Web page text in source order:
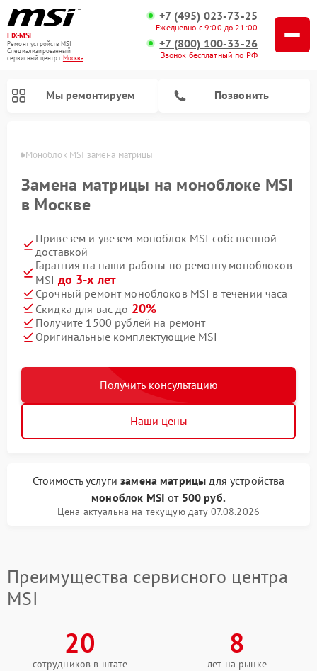
FIX-MSI
Ремонт устройств MSI
Специализированный
cервисный центр г.Москва
+7 (495) 023-73-25
Ежедневно с 9:00 до 21:00
+7 (800) 100-33-26
Звонок бесплатный по РФ
Мы ремонтируем Позвонить
Моноблок MSI замена матрицы
Замена матрицы на моноблоке MSI
в Москве
Привезем и увезем моноблок MSI собственной
доставкой
Гарантия на наши работы по ремонту моноблоков
MSI до 3-х лет
Срочный ремонт моноблоков MSI в течении часа
Скидка для вас до 20%
Получите 1500 рублей на ремонт
Оригинальные комплектующие MSI
Получить консультацию
Наши цены
Стоимость услугизамена матрицы для устройства
моноблок MSI от 500 руб.
Цена актуальна на текущую дату 07.08.2026
Преимущества сервисного центра
MSI
20
сотрудников в штате
8
лет на рынке